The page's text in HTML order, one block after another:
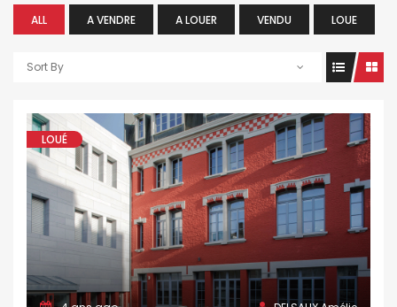
ALL A VENDRE A LOUER VENDU LOUE
Sort By
LOUÉ